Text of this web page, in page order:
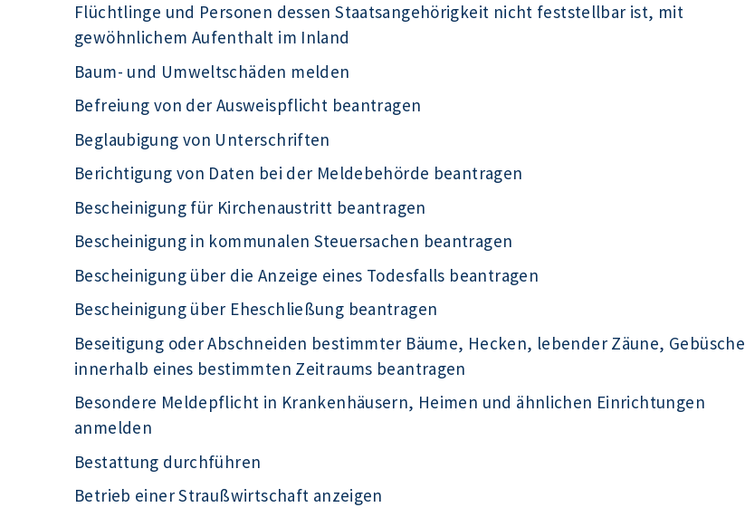
Flüchtlinge und Personen dessen Staatsangehörigkeit nicht feststellbar ist, mit
gewöhnlichem Aufenthalt im Inland
Baum- und Umweltschäden melden
Befreiung von der Ausweispflicht beantragen
Beglaubigung von Unterschriften
Berichtigung von Daten bei der Meldebehörde beantragen
Bescheinigung für Kirchenaustritt beantragen
Bescheinigung in kommunalen Steuersachen beantragen
Bescheinigung über die Anzeige eines Todesfalls beantragen
Bescheinigung über Eheschließung beantragen
Beseitigung oder Abschneiden bestimmter Bäume, Hecken, lebender Zäune, Gebüsche
innerhalb eines bestimmten Zeitraums beantragen
Besondere Meldepflicht in Krankenhäusern, Heimen und ähnlichen Einrichtungen
anmelden
Bestattung durchführen
Betrieb einer Straußwirtschaft anzeigen